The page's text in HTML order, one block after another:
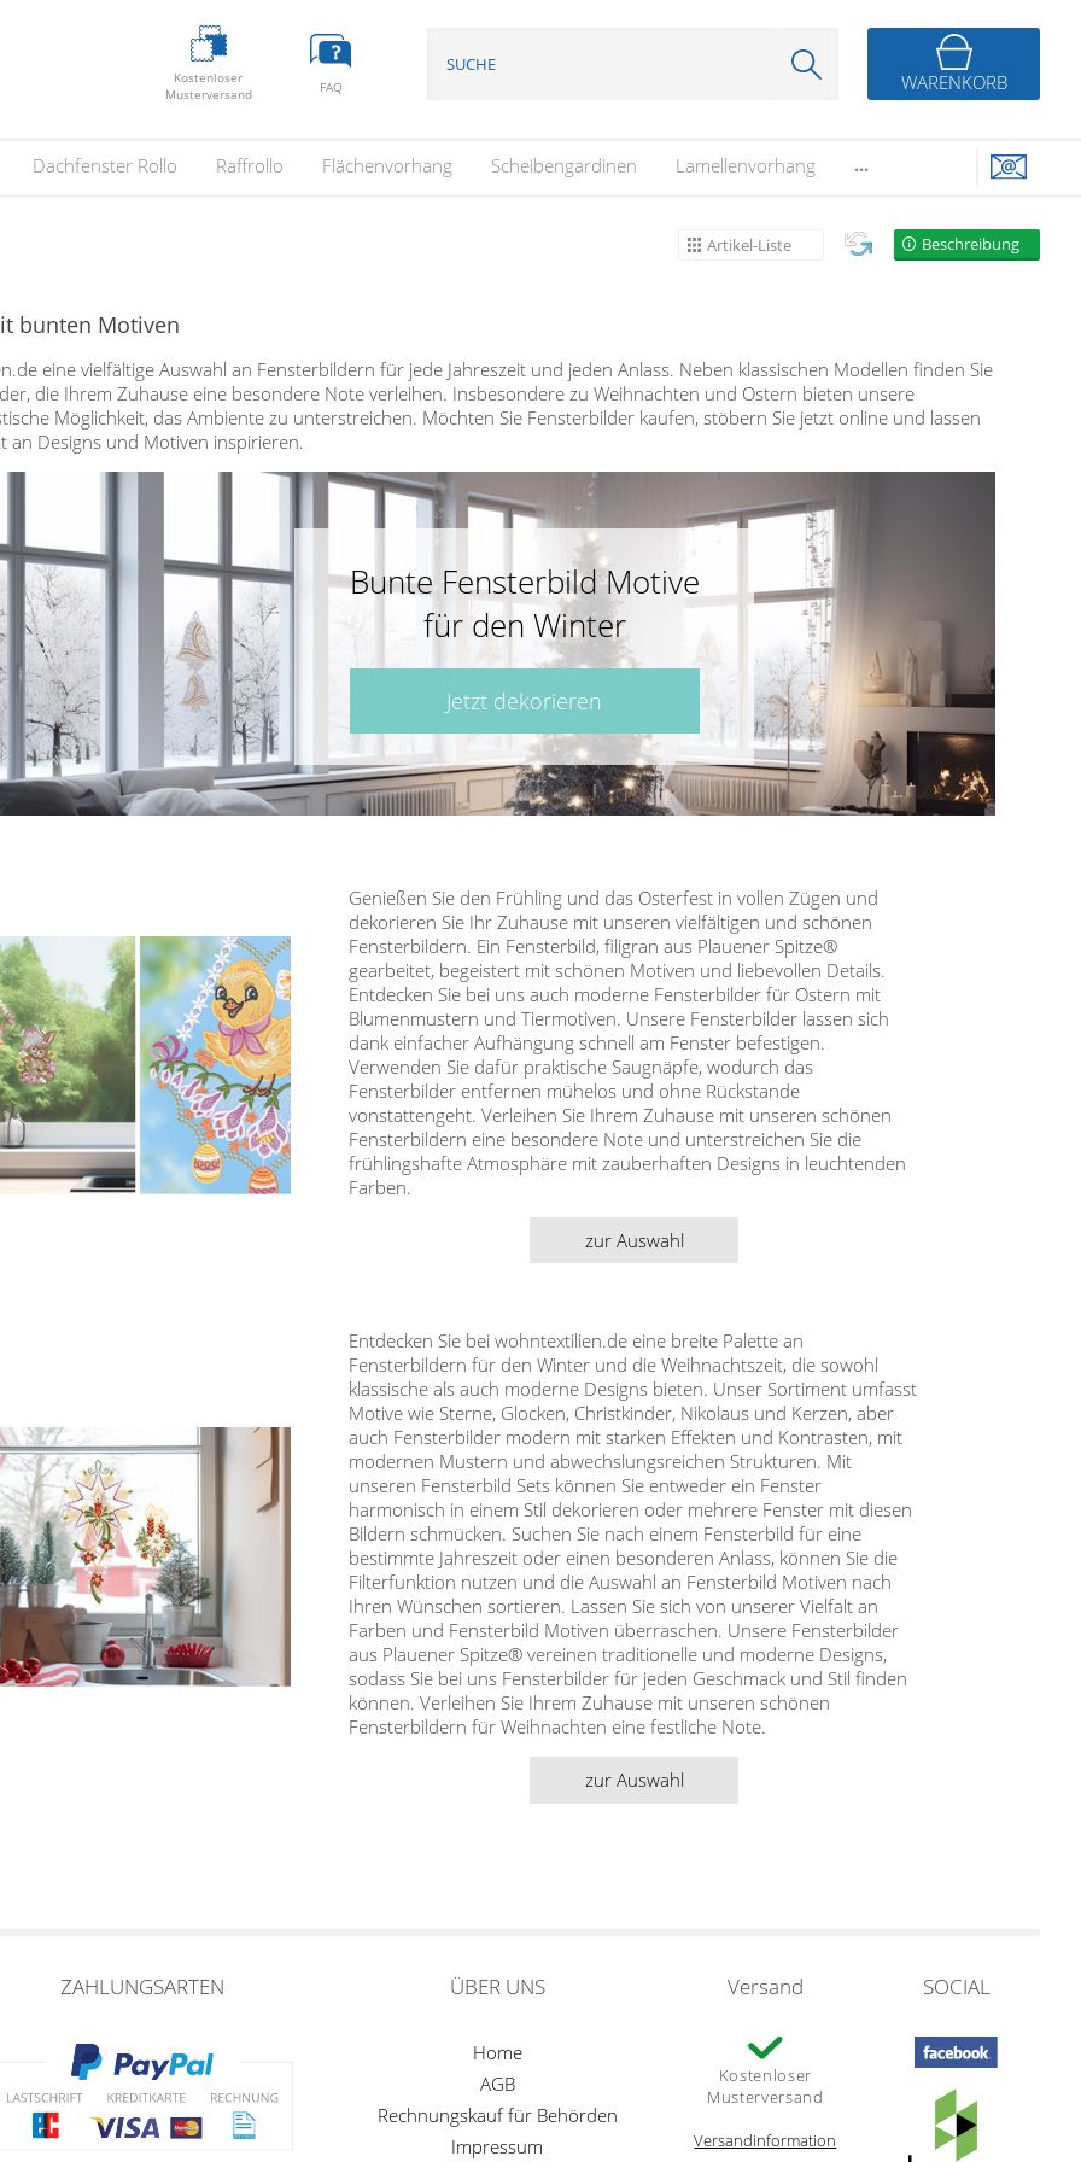
Kostenloser
Musterversand
FAQ WARENKORB
Dachfenster Rollo Raffrollo Flächenvorhang Scheibengardinen Lamellenvorhang ...
Artikel-Liste Beschreibung
bunten Motiven
eine vielfältige Auswahl an Fensterbildern für jede Jahreszeit und jeden Anlass. Neben klassischen Modellen finden Sie
die Ihrem Zuhause eine besondere Note verleihen. Insbesondere zu Weihnachten und Ostern bieten unsere
Möglichkeit, das Ambiente zu unterstreichen. Möchten Sie Fensterbilder kaufen, stöbern Sie jetzt online und lassen
an Designs und Motiven inspirieren.
Bunte Fensterbild Motive
für den Winter
Jetzt dekorieren
Genießen Sie den Frühling und das Osterfest in vollen Zügen und
dekorieren Sie Ihr Zuhause mit unseren vielfältigen und schönen
Fensterbildern. Ein Fensterbild, filigran aus Plauener Spitze®
gearbeitet, begeistert mit schönen Motiven und liebevollen Details.
Entdecken Sie bei uns auch moderne Fensterbilder für Ostern mit
Blumenmustern und Tiermotiven. Unsere Fensterbilder lassen sich
dank einfacher Aufhängung schnell am Fenster befestigen.
Verwenden Sie dafür praktische Saugnäpfe, wodurch das
Fensterbilder entfernen mühelos und ohne Rückstande
vonstattengeht. Verleihen Sie Ihrem Zuhause mit unseren schönen
Fensterbildern eine besondere Note und unterstreichen Sie die
frühlingshafte Atmosphäre mit zauberhaften Designs in leuchtenden
Farben.
zur Auswahl
Entdecken Sie bei wohntextilien.de eine breite Palette an
Fensterbildern für den Winter und die Weihnachtszeit, die sowohl
klassische als auch moderne Designs bieten. Unser Sortiment umfasst
Motive wie Sterne, Glocken, Christkinder, Nikolaus und Kerzen, aber
auch Fensterbilder modern mit starken Effekten und Kontrasten, mit
modernen Mustern und abwechslungsreichen Strukturen. Mit
unseren Fensterbild Sets können Sie entweder ein Fenster
harmonisch in einem Stil dekorieren oder mehrere Fenster mit diesen
Bildern schmücken. Suchen Sie nach einem Fensterbild für eine
bestimmte Jahreszeit oder einen besonderen Anlass, können Sie die
Filterfunktion nutzen und die Auswahl an Fensterbild Motiven nach
Ihren Wünschen sortieren. Lassen Sie sich von unserer Vielfalt an
Farben und Fensterbild Motiven überraschen. Unsere Fensterbilder
aus Plauener Spitze® vereinen traditionelle und moderne Designs,
sodass Sie bei uns Fensterbilder für jeden Geschmack und Stil finden
können. Verleihen Sie Ihrem Zuhause mit unseren schönen
Fensterbildern für Weihnachten eine festliche Note.
zur Auswahl
ZAHLUNGSARTEN ÜBER UNS
Home
AGB
Rechnungskauf für Behörden
Impressum
Versand
Kostenloser
Musterversand
Versandinformation
SOCIAL